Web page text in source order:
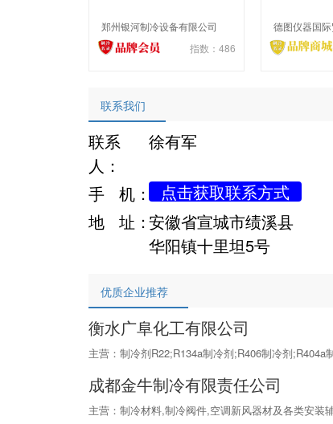
郑州银河制冷设备有限公司
指数：486
联系我们
联系
人：
徐有军
手 机： 点击获取联系方式
地 址：安徽省宣城市绩溪县
华阳镇十里坦5号
优质企业推荐
衡水广阜化工有限公司
主营：制冷剂R22;R134a制冷剂;R406制冷剂
成都金牛制冷有限责任公司
主营：制冷材料,制冷阀件,空调新风器材及各类安装